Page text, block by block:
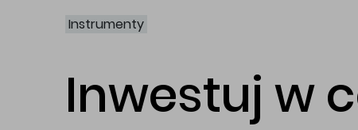
Instrumenty
Inwestuj w